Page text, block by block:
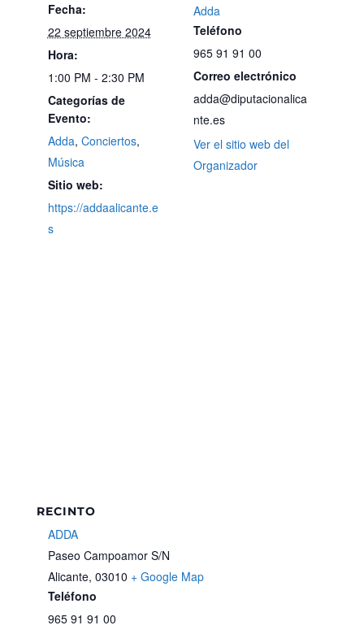
Fecha:
22 septiembre 2024
Hora:
1:00 PM - 2:30 PM
Categorías de
Evento:
Adda, Conciertos,
Música
Sitio web:
https://addaalicante.e
s
Adda
Teléfono
965 91 91 00
Correo electrónico
adda@diputacionalica
nte.es
Ver el sitio web del
Organizador
RECINTO
ADDA
Paseo Campoamor S/N
Alicante, 03010 + Google Map
Teléfono
965 91 91 00